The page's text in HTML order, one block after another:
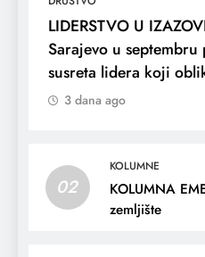
LIDERSTVO U
Sarajevo u septembru
susreta lidera koji
3 dana ago
02
KOLUMNE
KOLUMNA
zemljište